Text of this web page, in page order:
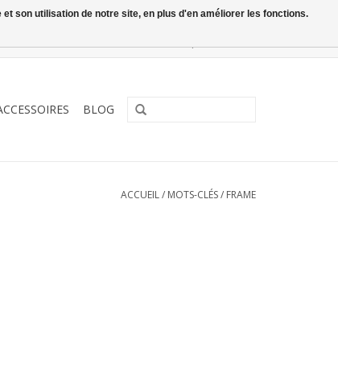
BLOG
ACCUEIL/ MOTS-CLÉS/ FRAME
son utilisation de notre site, en plus d'en améliorer les fonctions.